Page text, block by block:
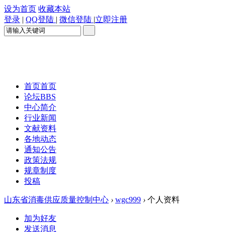
设为首页 收藏本站
登录 | QQ登陆 | 微信登陆 |立即注册
首页首页
论坛BBS
中心简介
行业新闻
文献资料
各地动态
通知公告
政策法规
规章制度
投稿
山东省消毒供应质量控制中心 › wgc999 › 个人资料
加为好友
发送消息